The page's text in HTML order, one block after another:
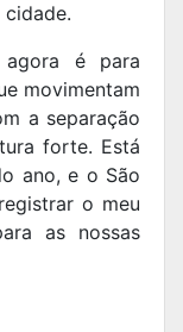
agora é para
movimentam
a separação
forte. Está
ano, e o São
o meu
as nossas